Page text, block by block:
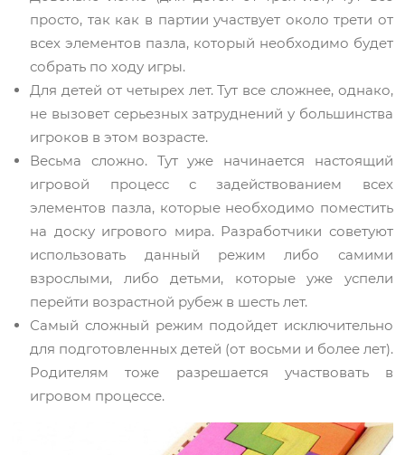
просто, так как в партии участвует около трети от
всех элементов пазла, который необходимо будет
собрать по ходу игры.
Для детей от четырех лет. Тут все сложнее, однако,
не вызовет серьезных затруднений у большинства
игроков в этом возрасте.
Весьма сложно. Тут уже начинается настоящий
игровой процесс с задействованием всех
элементов пазла, которые необходимо поместить
на доску игрового мира. Разработчики советуют
использовать данный режим либо самими
взрослыми, либо детьми, которые уже успели
перейти возрастной рубеж в шесть лет.
Самый сложный режим подойдет исключительно
для подготовленных детей (от восьми и более лет).
Родителям тоже разрешается участвовать в
игровом процессе.